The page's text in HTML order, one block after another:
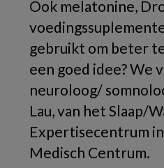
Ook melatonine,
gebruikt om beter
een goed idee? We
neuroloog/
Lau, van het Slaap/
Expertisecentrum
Medisch Centrum.